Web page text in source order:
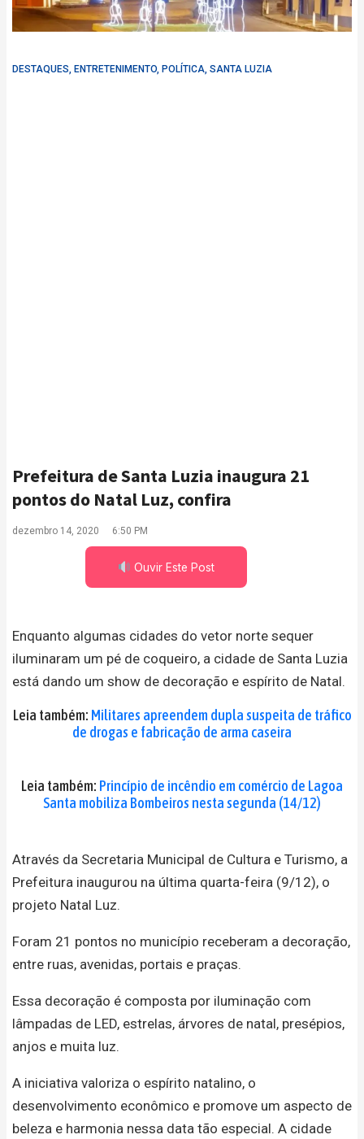
DESTAQUES, ENTRETENIMENTO, POLÍTICA, SANTA LUZIA
Prefeitura de Santa Luzia inaugura 21
pontos do Natal Luz, confira
dezembro 14, 2020 6:50 PM
Ouvir Este Post
Enquanto algumas cidades do vetor norte sequer
iluminaram um pé de coqueiro, a cidade de Santa Luzia
está dando um show de decoração e espírito de Natal.
Leia também: Militares apreendem dupla suspeita de tráfico
de drogas e fabricação de arma caseira
Leia também: Princípio de incêndio em comércio de Lagoa
Santa mobiliza Bombeiros nesta segunda (14/12)
Através da Secretaria Municipal de Cultura e Turismo, a
Prefeitura inaugurou na última quarta-feira (9/12), o
projeto Natal Luz.
Foram 21 pontos no município receberam a decoração,
entre ruas, avenidas, portais e praças.
Essa decoração é composta por iluminação com
lâmpadas de LED, estrelas, árvores de natal, presépios,
anjos e muita luz.
A iniciativa valoriza o espírito natalino, o
desenvolvimento econômico e promove um aspecto de
beleza e harmonia nessa data tão especial. A cidade